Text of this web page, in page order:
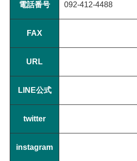
電話番号 092-412-4488
FAX
URL
LINE公式
twitter
instagram